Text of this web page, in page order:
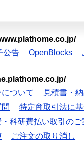
公告 OpenBlocks
ついて
見積書・
特定商取引法に
科研費払い取引のご
ご注文の取り消し